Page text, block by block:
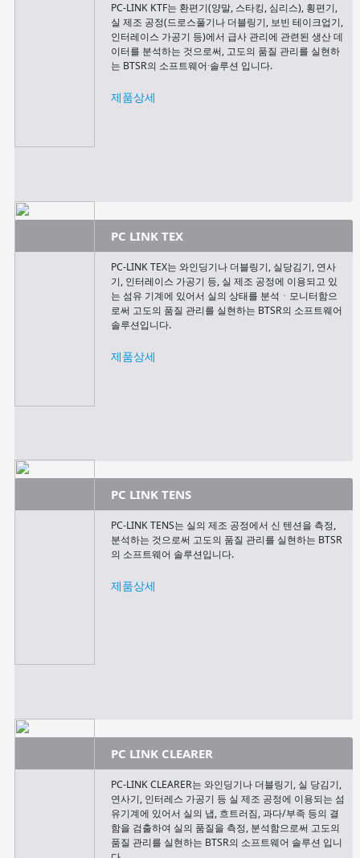
PC-LINK KTF는 환편기(양말, 스타킹, 심리스), 횡편기,
실 제조 공정(드로스풀기나 더블링기, 보빈 테이크업기,
인터레이스 가공기 등)에서 급사 관리에 관련된 생산 데
이터를 분석하는 것으로써, 고도의 품질 관리를 실현하
는 BTSR의 소프트웨어∙솔루션 입니다.
제품상세
PC LINK TEX
PC-LINK TEX는 와인딩기나 더블링기, 실당김기, 연사
기, 인터레이스 가공기 등, 실 제조 공정에 이용되고 있
는 섬유 기계에 있어서 실의 상태를 분석ㆍ모니터함으
로써 고도의 품질 관리를 실현하는 BTSR의 소프트웨어
솔루션입니다.
제품상세
PC LINK TENS
PC-LINK TENS는 실의 제조 공정에서 신 텐션을 측정,
분석하는 것으로써 고도의 품질 관리를 실현하는 BTSR
의 소프트웨어 솔루션입니다.
제품상세
PC LINK CLEARER
PC-LINK CLEARER는 와인딩기나 더블링기, 실 당김기,
연사기, 인터레스 가공기 등 실 제조 공정에 이용되는 섬
유기계에 있어서 실의 냅, 흐트러짐, 과다/부족 등의 결
함을 검출하여 실의 품질을 측정, 분석함으로써 고도의
품질 관리를 실현하는 BTSR의 소프트웨어 솔루션 입니